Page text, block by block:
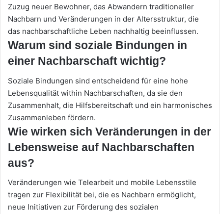
Zuzug neuer Bewohner, das Abwandern traditioneller
Nachbarn und Veränderungen in der Altersstruktur, die
das nachbarschaftliche Leben nachhaltig beeinflussen.
Warum sind soziale Bindungen in
einer Nachbarschaft wichtig?
Soziale Bindungen sind entscheidend für eine hohe
Lebensqualität within Nachbarschaften, da sie den
Zusammenhalt, die Hilfsbereitschaft und ein harmonisches
Zusammenleben fördern.
Wie wirken sich Veränderungen in der
Lebensweise auf Nachbarschaften
aus?
Veränderungen wie Telearbeit und mobile Lebensstile
tragen zur Flexibilität bei, die es Nachbarn ermöglicht,
neue Initiativen zur Förderung des sozialen